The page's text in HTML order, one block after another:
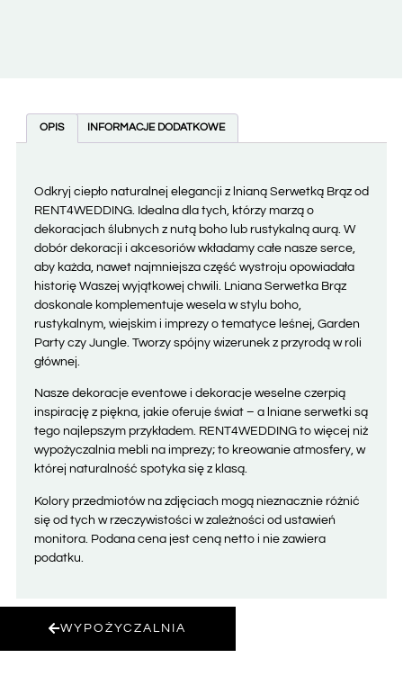
OPIS INFORMACJE DODATKOWE
Odkryj ciepło naturalnej elegancji z lnianą Serwetką Brąz od
RENT4WEDDING. Idealna dla tych, którzy marzą o
dekoracjach ślubnych z nutą boho lub rustykalną aurą. W
dobór dekoracji i akcesoriów wkładamy całe nasze serce,
aby każda, nawet najmniejsza część wystroju opowiadała
historię Waszej wyjątkowej chwili. Lniana Serwetka Brąz
doskonale komplementuje wesela w stylu boho,
rustykalnym, wiejskim i imprezy o tematyce leśnej, Garden
Party czy Jungle. Tworzy spójny wizerunek z przyrodą w roli
głównej.
Nasze dekoracje eventowe i dekoracje weselne czerpią
inspirację z piękna, jakie oferuje świat – a lniane serwetki są
tego najlepszym przykładem. RENT4WEDDING to więcej niż
wypożyczalnia mebli na imprezy; to kreowanie atmosfery, w
której naturalność spotyka się z klasą.
Kolory przedmiotów na zdjęciach mogą nieznacznie różnić
się od tych w rzeczywistości w zależności od ustawień
monitora. Podana cena jest ceną netto i nie zawiera
podatku.
WYPOŻYCZALNIA